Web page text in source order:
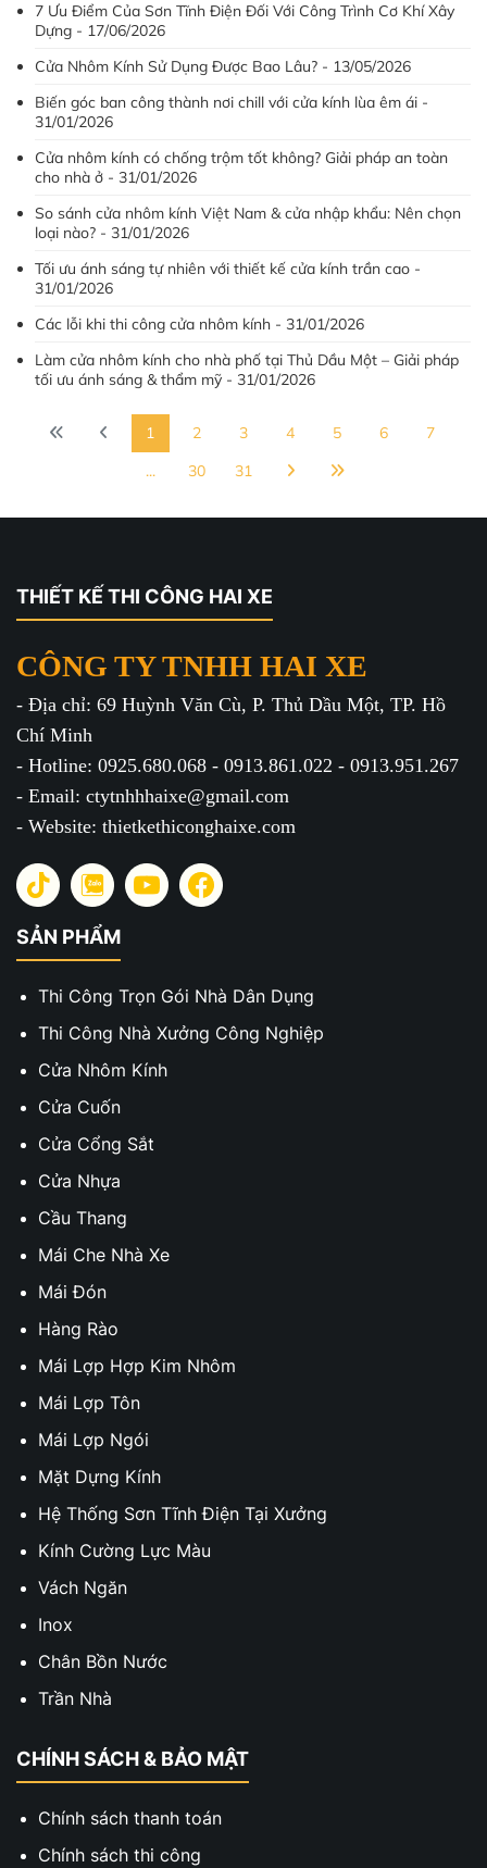
7 Ưu Điểm Của Sơn Tĩnh Điện Đối Với Công Trình Cơ Khí Xây
Dựng - 17/06/2026
Cửa Nhôm Kính Sử Dụng Được Bao Lâu? - 13/05/2026
Biến góc ban công thành nơi chill với cửa kính lùa êm ái -
31/01/2026
Cửa nhôm kính có chống trộm tốt không? Giải pháp an toàn
cho nhà ở - 31/01/2026
So sánh cửa nhôm kính Việt Nam & cửa nhập khẩu: Nên chọn
loại nào? - 31/01/2026
Tối ưu ánh sáng tự nhiên với thiết kế cửa kính trần cao -
31/01/2026
Các lỗi khi thi công cửa nhôm kính - 31/01/2026
Làm cửa nhôm kính cho nhà phố tại Thủ Dầu Một – Giải pháp
tối ưu ánh sáng & thẩm mỹ - 31/01/2026
1 2 3 4 5 6
7
...
30 31
THIẾT KẾ THI CÔNG HAI XE
CÔNG TY TNHH HAI XE
- Địa chỉ: 69 Huỳnh Văn Cù, P. Thủ Dầu Một, TP. Hồ
Chí Minh
- Hotline: 0925.680.068 - 0913.861.022 - 0913.951.267
- Email: ctytnhhhaixe@gmail.com
- Website: thietkethiconghaixe.com
SẢN PHẨM
Thi Công Trọn Gói Nhà Dân Dụng
Thi Công Nhà Xưởng Công Nghiệp
Cửa Nhôm Kính
Cửa Cuốn
Cửa Cổng Sắt
Cửa Nhựa
Cầu Thang
Mái Che Nhà Xe
Mái Đón
Hàng Rào
Mái Lợp Hợp Kim Nhôm
Mái Lợp Tôn
Mái Lợp Ngói
Mặt Dựng Kính
Hệ Thống Sơn Tĩnh Điện Tại Xưởng
Kính Cường Lực Màu
Vách Ngăn
Inox
Chân Bồn Nước
Trần Nhà
CHÍNH SÁCH & BẢO MẬT
Chính sách thanh toán
Chính sách thi công